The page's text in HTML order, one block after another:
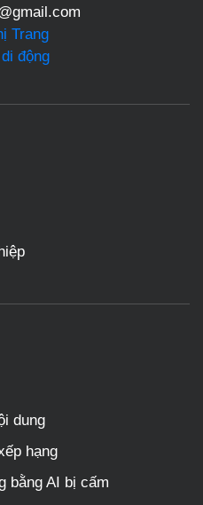
Trang
động
dung
hạng
bằng AI bị cấm